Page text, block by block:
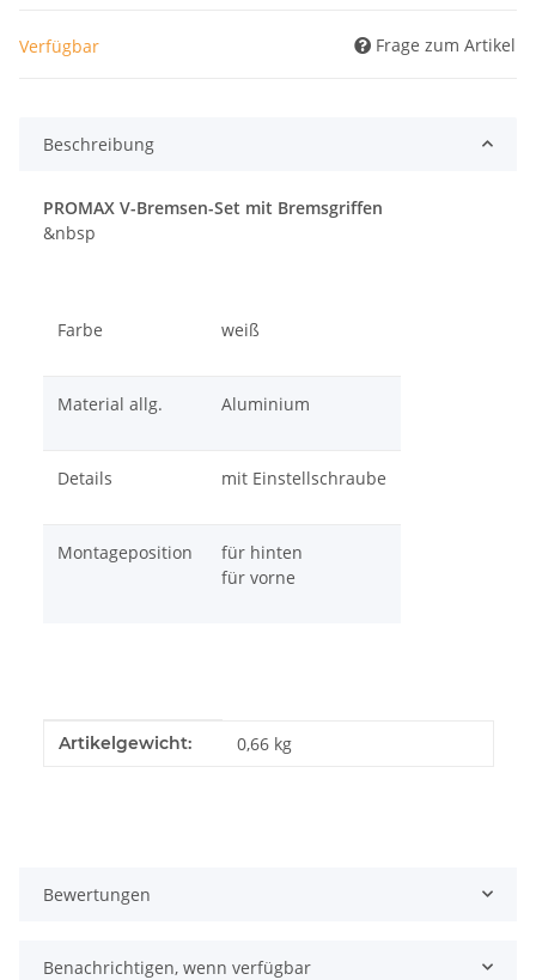
Verfügbar Frage zum Artikel
Beschreibung
PROMAX V-Bremsen-Set mit Bremsgriffen
&nbsp
Farbe weiß
Material allg. Aluminium
Details mit Einstellschraube
Montageposition
für hinten
für vorne
Produkteigenschaft
Wert
Artikelgewicht: 0,66 kg
Bewertungen
Benachrichtigen, wenn verfügbar